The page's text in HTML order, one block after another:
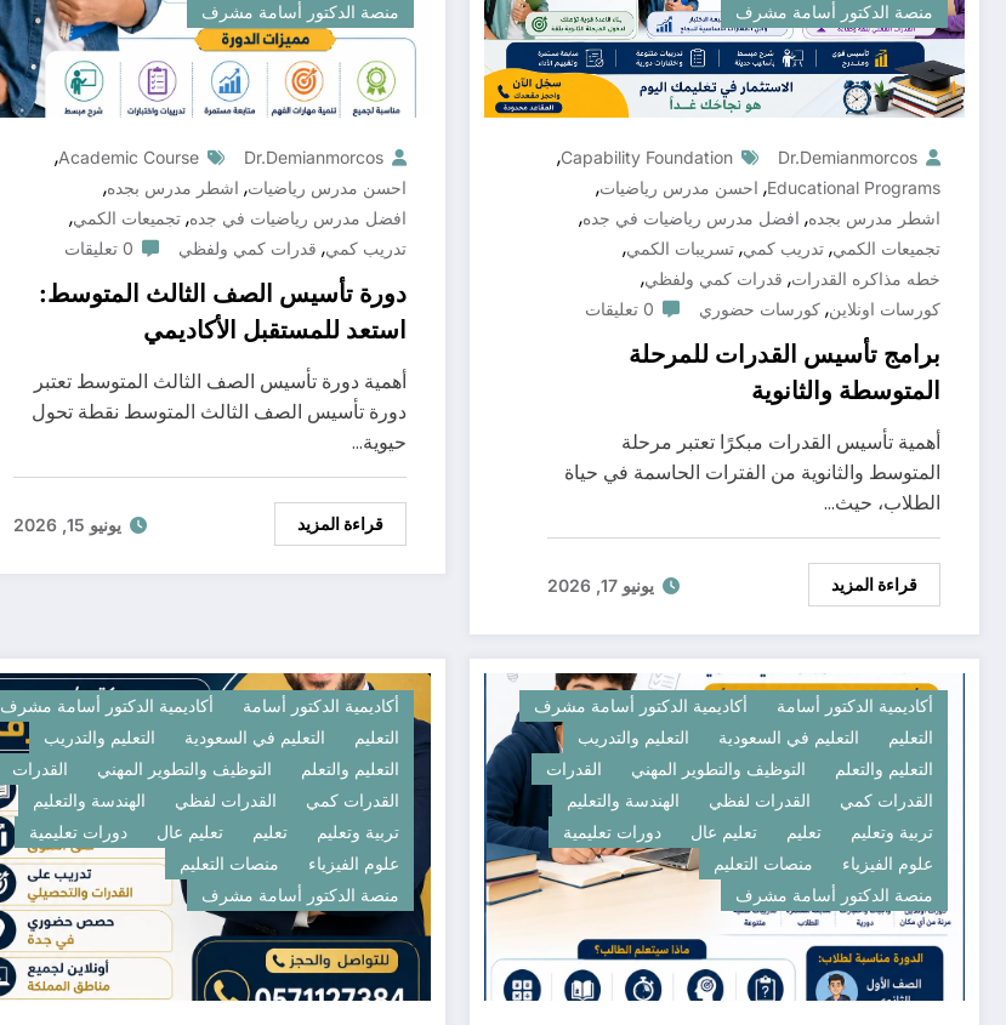
منصة الدكتور أسامة مشرف
Dr.demianmorcos
Capability Foundation
,
Educational Programs
, احسن مدرس رياضيات,
اشطر مدرس بجده, افضل مدرس رياضيات في جده,
تجميعات الكمي, تدريب كمي, تسريبات الكمي,
خطه مذاكره القدرات, قدرات كمي ولفظي,
كورسات اونلاين, كورسات حضوري 0 تعليقات
برامج تأسيس القدرات للمرحلة
المتوسطة والثانوية
أهمية تأسيس القدرات مبكرًا تعتبر مرحلة
المتوسط والثانوية من الفترات الحاسمة في حياة
الطلاب، حيث…
قراءة المزيد يونيو 17, 2026
منصة الدكتور أسامة مشرف
Dr.demianmorcos
Academic Course
,
احسن مدرس رياضيات, اشطر مدرس بجده,
افضل مدرس رياضيات في جده, تجميعات الكمي,
تدريب كمي, قدرات كمي ولفظي 0 تعليقات
دورة تأسيس الصف الثالث المتوسط:
استعد للمستقبل الأكاديمي
أهمية دورة تأسيس الصف الثالث المتوسط تعتبر
دورة تأسيس الصف الثالث المتوسط نقطة تحول
حيوية…
قراءة المزيد يونيو 15, 2026
أكاديمية الدكتور أسامة
أكاديمية الدكتور أسامة مشرف
التعليم
التعليم في السعودية
التعليم والتدريب
التعليم والتعلم
التوظيف والتطوير المهني
القدرات
القدرات كمي
القدرات لفظي
الهندسة والتعليم
تربية وتعليم
تعليم تعليم عال
دورات تعليمية
علوم الفيزياء
منصات التعليم
منصة الدكتور أسامة مشرف
أكاديمية الدكتور أسامة
أكاديمية الدكتور أسامة مشرف
التعليم
التعليم في السعودية
التعليم والتدريب
التعليم والتعلم
التوظيف والتطوير المهني
القدرات
القدرات كمي
القدرات لفظي
الهندسة والتعليم
تربية وتعليم
تعليم تعليم عال
دورات تعليمية
علوم الفيزياء
منصات التعليم
منصة الدكتور أسامة مشرف